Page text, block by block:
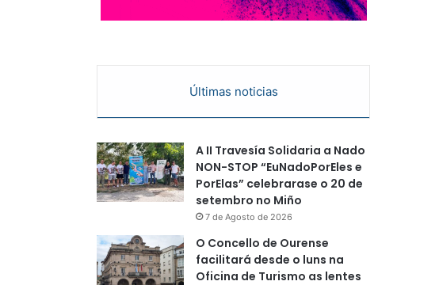
Últimas noticias
A II Travesía Solidaria a Nado
NON-STOP “EuNadoPorEles e
PorElas” celebrarase o 20 de
setembro no Miño
7 de Agosto de 2026
O Concello de Ourense
facilitará desde o luns na
Oficina de Turismo as lentes